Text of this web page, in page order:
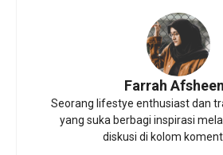
Farrah
Seorang lifestye enthusiast dan
yang suka berbagi inspirasi
diskusi di kolom